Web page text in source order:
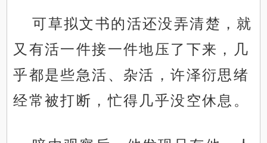
可草拟文书的活还没弄清楚，就
又有活一件接一件地压了下来，几
乎都是些急活、杂活，许泽衍思绪
经常被打断，忙得几乎没空休息。